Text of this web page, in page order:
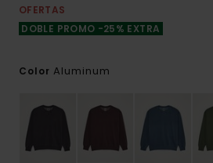
OFERTAS
DOBLE PROMO -25% EXTRA
Color Aluminum